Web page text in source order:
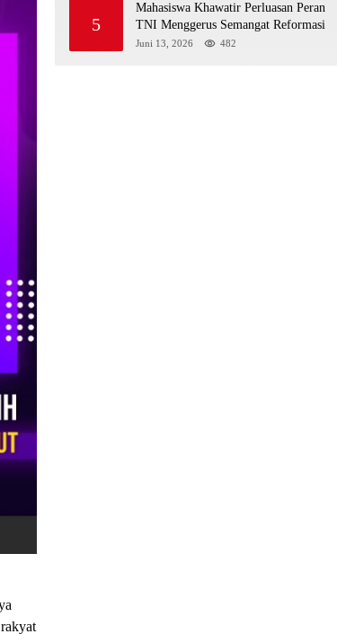
5
Mahasiswa Khawatir Perluasan Peran
TNI Menggerus Semangat Reformasi
Juni 13, 2026 482